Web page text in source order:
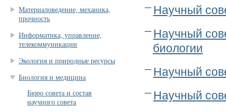
Научный
Научный
биологии
Научный
Научный
Материаловедение, механика,
прочность
Информатика, управление,
телекоммуникации
Экология и природные ресурсы
Биология и медицина
Бюро совета и состав
научного совета